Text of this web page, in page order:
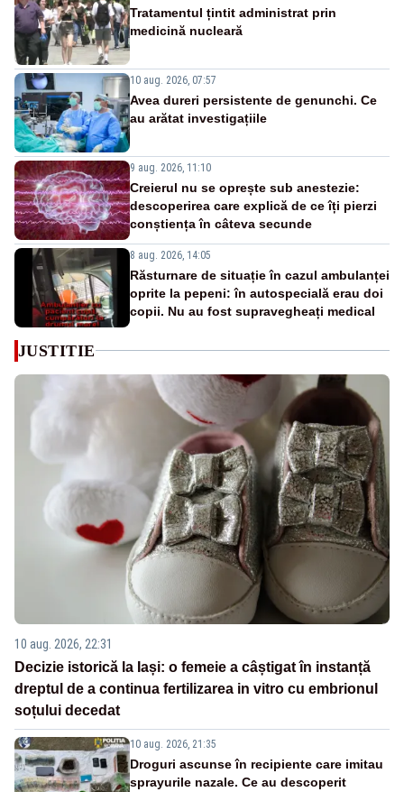
Tratamentul țintit administrat prin
medicină nucleară
10 aug. 2026, 07:57
Avea dureri persistente de genunchi. Ce
au arătat investigațiile
9 aug. 2026, 11:10
Creierul nu se oprește sub anestezie:
descoperirea care explică de ce îți pierzi
conștiența în câteva secunde
8 aug. 2026, 14:05
Răsturnare de situație în cazul ambulanței
oprite la pepeni: în autospecială erau doi
copii. Nu au fost supravegheați medical
JUSTITIE
10 aug. 2026, 22:31
Decizie istorică la Iași: o femeie a câștigat în instanță
dreptul de a continua fertilizarea in vitro cu embrionul
soțului decedat
10 aug. 2026, 21:35
Droguri ascunse în recipiente care imitau
sprayurile nazale. Ce au descoperit